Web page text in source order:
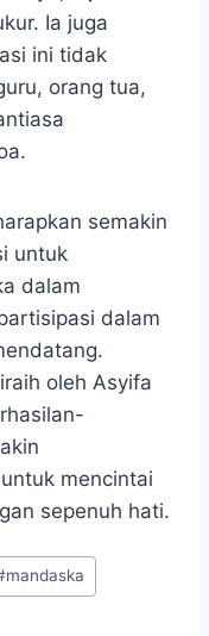
Ia juga
ini tidak
orang tua,
semakin
untuk
dalam
dalam
oleh Asyifa
mencintai
sepenuh hati.
mandaska